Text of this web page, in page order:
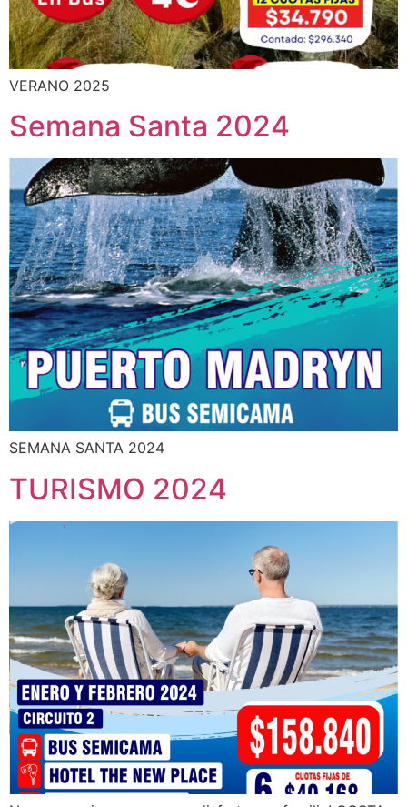
VERANO 2025
Semana Santa 2024
SEMANA SANTA 2024
TURISMO 2024